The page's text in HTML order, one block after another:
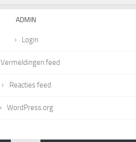
ADMIN
Login
Vermeldingen feed
Reacties feed
WordPress.org